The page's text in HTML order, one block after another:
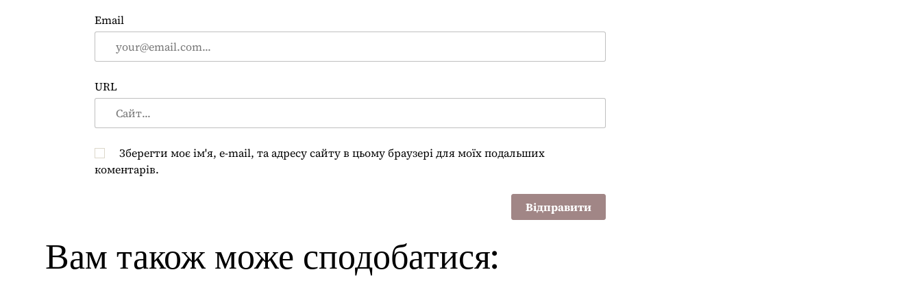
Email
URL
Зберегти моє ім'я, e-mail, та адресу сайту в цьому браузері для моїх подальших
коментарів.
Вам також може сподобатися: